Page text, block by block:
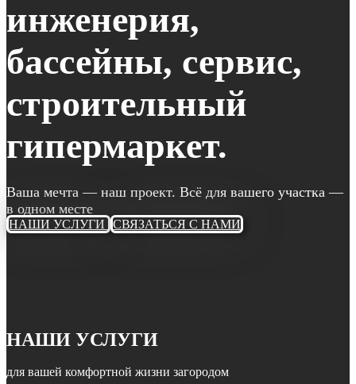
инженерия,
бассейны, сервис,
строительный
гипермаркет.
Ваша мечта — наш проект. Всё для вашего участка —
в одном месте
НАШИ УСЛУГИ СВЯЗАТЬСЯ С НАМИ
НАШИ УСЛУГИ
для вашей комфортной жизни загородом